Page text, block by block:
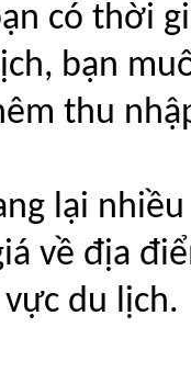
có thời
bạn
thu
lại
về địa
du lịch.